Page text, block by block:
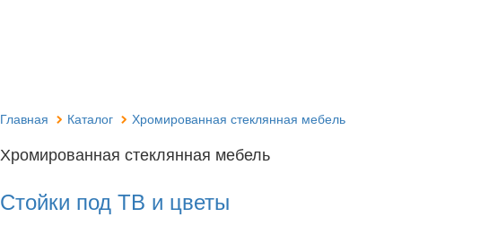
Главная Каталог Хромированная стеклянная мебель
Хромированная стеклянная мебель
Стойки под ТВ и цветы